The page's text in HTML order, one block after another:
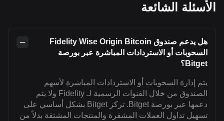
الأسئلة الشائعة
هل يدعم صندوق Fidelity Wise Origin Bitcoin
السحوبات أو الاستردادات المباشرة عبر بورصة
Bitget؟
يتم إدارة السحوبات أو الاستردادات المباشرة لأسهم
الصندوق من خلال القنوات الرسمية لـ Fidelity ولا يتم
دعمها عبر بورصة Bitget. تركز Bitget بشكل أساسي على
تسهيل تداول العملات المشفرة والمنتجات المشتقة بدلاً من